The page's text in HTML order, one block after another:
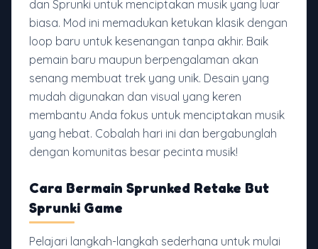
dan Sprunki untuk menciptakan musik yang luar
biasa. Mod ini memadukan ketukan klasik dengan
loop baru untuk kesenangan tanpa akhir. Baik
pemain baru maupun berpengalaman akan
senang membuat trek yang unik. Desain yang
mudah digunakan dan visual yang keren
membantu Anda fokus untuk menciptakan musik
yang hebat. Cobalah hari ini dan bergabunglah
dengan komunitas besar pecinta musik!
Cara Bermain Sprunked Retake But
Sprunki Game
Pelajari langkah-langkah sederhana untuk mulai